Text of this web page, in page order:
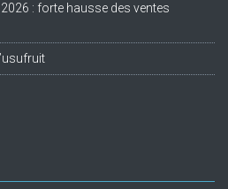
: forte hausse des ventes